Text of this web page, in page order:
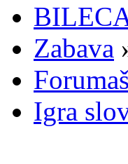
Zabava
Igra